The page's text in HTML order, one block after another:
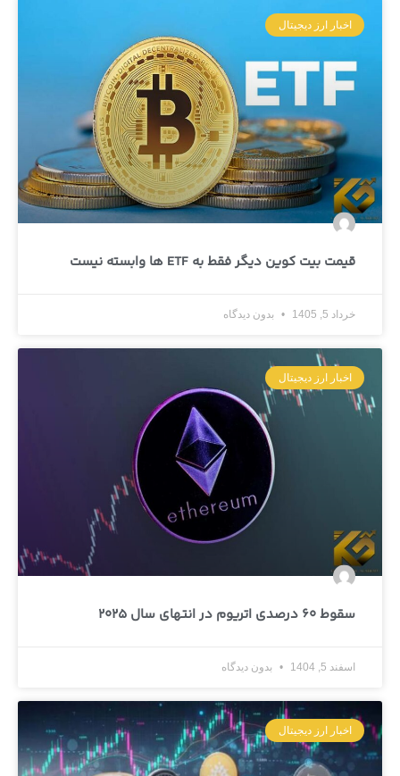
اخبار ارز دیجیتال
قیمت بیت کوین دیگر فقط به ETF ها وابسته نیست
خرداد 5, 1405 بدون دیدگاه
اخبار ارز دیجیتال
سقوط 60 درصدی اتریوم در انتهای سال 2025
اسفند 5, 1404 بدون دیدگاه
اخبار ارز دیجیتال